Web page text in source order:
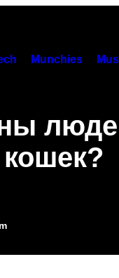
Munchies